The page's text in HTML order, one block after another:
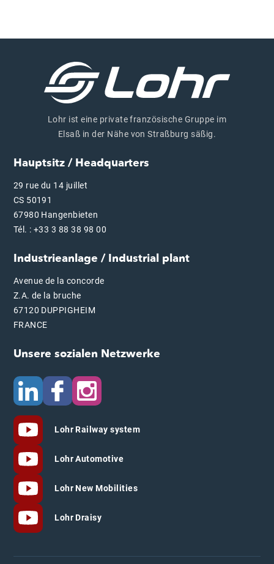
Lohr ist eine private französische Gruppe im
Elsaß in der Nähe von Straßburg säßig.
Hauptsitz / Headquarters
29 rue du 14 juillet
CS 50191
67980 Hangenbieten
Tél. : +33 3 88 38 98 00
Industrieanlage / Industrial plant
Avenue de la concorde
Z.A. de la bruche
67120 DUPPIGHEIM
FRANCE
Unsere sozialen Netzwerke
Lohr Railway system
Lohr Automotive
Lohr New Mobilities
Lohr Draisy